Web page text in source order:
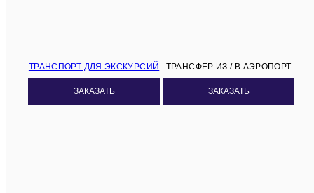
ТРАНСПОРТ ДЛЯ ЭКСКУРСИЙ
ЗАКАЗАТЬ
ТРАНСФЕР ИЗ / В АЭРОПОРТ
ЗАКАЗАТЬ